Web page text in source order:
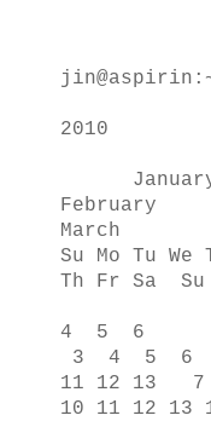
March
Su Mo Tu
Th Fr Sa Su
1
4 5 6
3 4 5 6
11 12 13 7
10 11 12 13